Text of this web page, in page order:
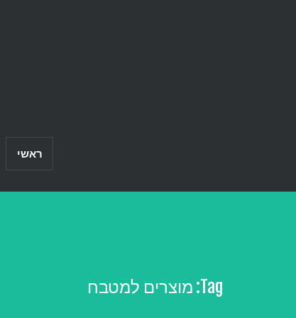
ראשי
Tag: מוצרים למטבח